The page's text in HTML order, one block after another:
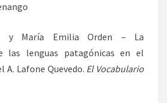
y María Emilia Orden – La
las lenguas patagónicas en el
A. Lafone Quevedo. El Vocabulario